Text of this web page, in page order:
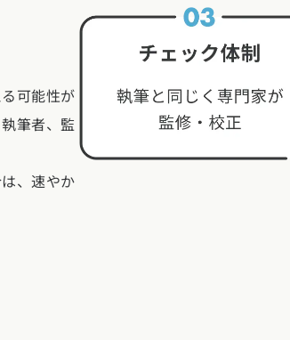
鹿児島県沖縄県
可能性が
筆者、監
、速やか